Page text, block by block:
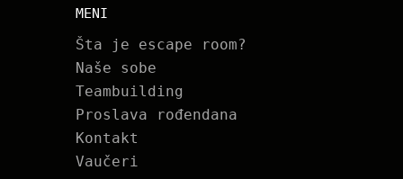
MENI
Šta je escape room?
Naše sobe
Teambuilding
Proslava rođendana
Kontakt
Vaučeri